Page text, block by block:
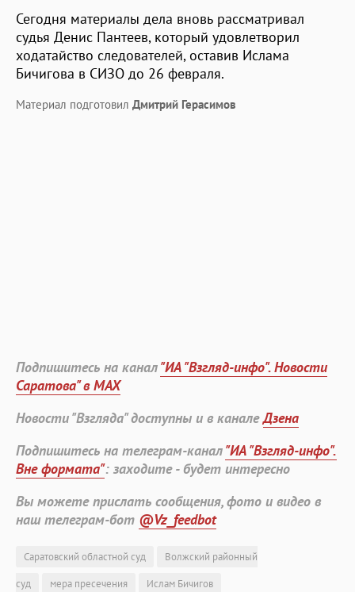
Сегодня материалы дела вновь рассматривал
судья Денис Пантеев, который удовлетворил
ходатайство следователей, оставив Ислама
Бичигова в СИЗО до 26 февраля.
Материал подготовил Дмитрий Герасимов
Подпишитесь на канал"ИА "Взгляд-инфо". Новости
Саратова" в MAX
Новости "Взгляда" доступны и в каналеДзена
Подпишитесь на телеграм-канал"ИА "Взгляд-инфо".
Вне формата": заходите - будет интересно
Вы можете прислать сообщения, фото и видео в
наш телеграм-бот @Vz_feedbot
Саратовский областной суд
Волжский районный
суд
мера пресечения Ислам Бичигов